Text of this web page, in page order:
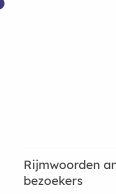
Rijmwoorden
bezoekers